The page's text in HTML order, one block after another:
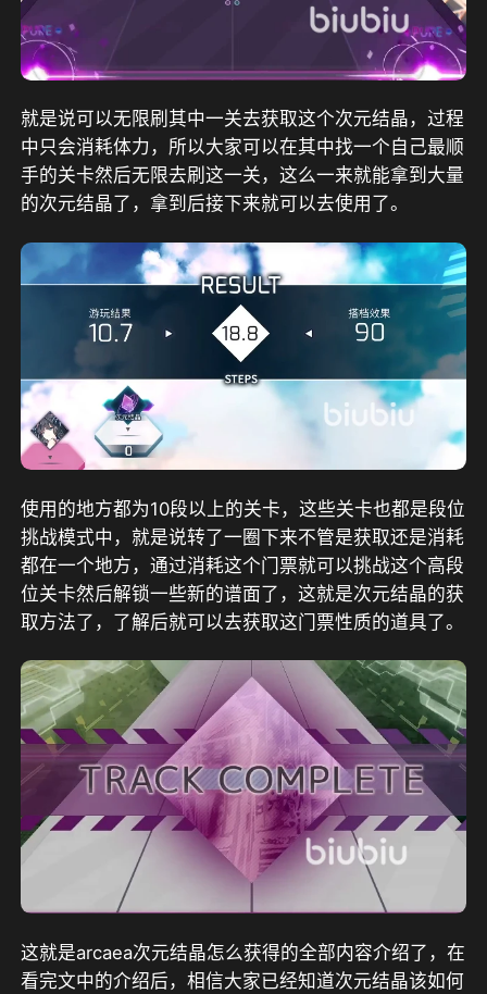
就是说可以无限刷其中一关去获取这个次元结晶，过程
中只会消耗体力，所以大家可以在其中找一个自己最顺
手的关卡然后无限去刷这一关，这么一来就能拿到大量
的次元结晶了，拿到后接下来就可以去使用了。
使用的地方都为10段以上的关卡，这些关卡也都是段位
挑战模式中，就是说转了一圈下来不管是获取还是消耗
都在一个地方，通过消耗这个门票就可以挑战这个高段
位关卡然后解锁一些新的谱面了，这就是次元结晶的获
取方法了，了解后就可以去获取这门票性质的道具了。
这就是arcaea次元结晶怎么获得的全部内容介绍了，在
看完文中的介绍后，相信大家已经知道次元结晶该如何